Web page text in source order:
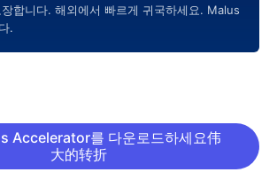
합니다. 해외에서 빠르게 귀국하세요. Malus
.
Accelerator를 다운로드하세요伟
大的转折